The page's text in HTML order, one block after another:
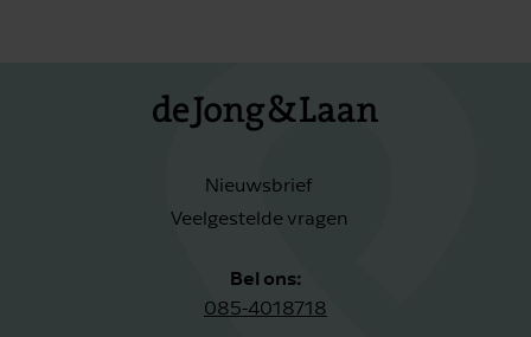
Nieuwsbrief
Veelgestelde vragen
Bel ons:
085-4018718